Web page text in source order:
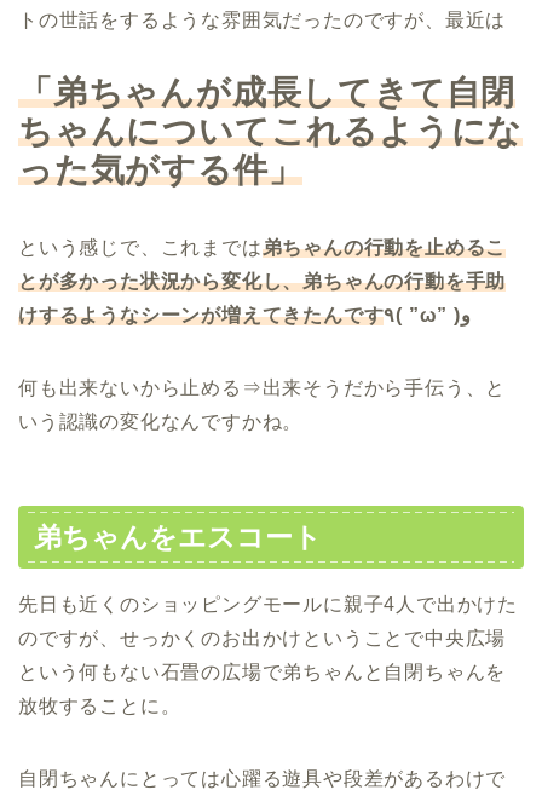
トの世話をするような雰囲気だったのですが、最近は
「弟ちゃんが成長してきて自閉
ちゃんについてこれるようにな
った気がする件」
という感じで、これまでは弟ちゃんの行動を止めるこ
とが多かった状況から変化し、弟ちゃんの行動を手助
けするようなシーンが増えてきたんです ٩( ”ω” )و
何も出来ないから止める⇒出来そうだから手伝う、と
いう認識の変化なんですかね。
弟ちゃんをエスコート
先日も近くのショッピングモールに親子4人で出かけた
のですが、せっかくのお出かけということで中央広場
という何もない石畳の広場で弟ちゃんと自閉ちゃんを
放牧することに。
自閉ちゃんにとっては心躍る遊具や段差があるわけで